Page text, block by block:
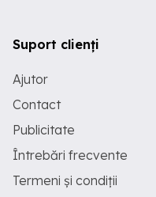
Suport clienți
Ajutor
Contact
Publicitate
Întrebări frecvente
Termeni și condiții